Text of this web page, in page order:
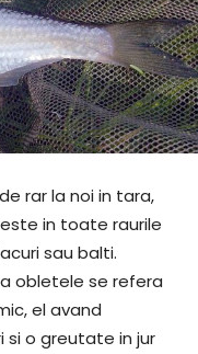
rar la noi in tara,
in toate raurile
sau balti.
obletele se refera
el avand
si o greutate in jur